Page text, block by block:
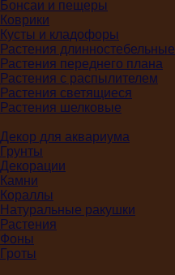
Бонсаи и пещеры
Коврики
Кусты и кладофоры
Растения длинностебельные
Растения переднего плана
Растения с распылителем
Растения светящиеся
Растения шелковые
Декор для аквариума
Грунты
Декорации
Камни
Кораллы
Натуральные ракушки
Растения
Фоны
Гроты